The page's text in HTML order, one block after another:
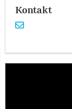
Kontakt